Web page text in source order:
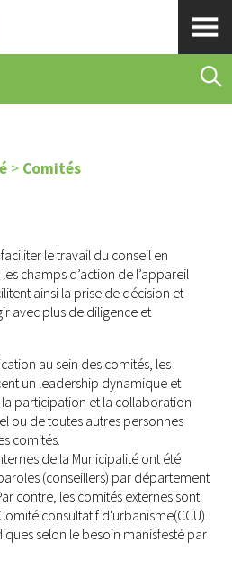
> Comités
le travail du conseil en
champs d’action de l’appareil
ainsi la prise de décision et
avec plus de diligence et
au sein des comités, les
un leadership dynamique et
participation et la collaboration
ou de toutes autres personnes
comités.
de la Municipalité ont été
(conseillers) par département
contre, les comités externes sont
consultatif d'urbanisme(CCU)
selon le besoin manisfesté par